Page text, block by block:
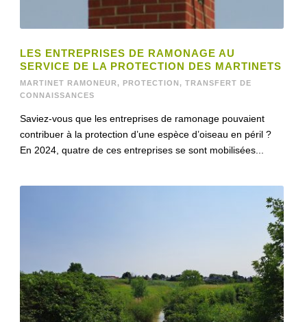
LES ENTREPRISES DE RAMONAGE AU
SERVICE DE LA PROTECTION DES MARTINETS
MARTINET RAMONEUR, PROTECTION , TRANSFERT DE
CONNAISSANCES
Saviez-vous que les entreprises de ramonage pouvaient
contribuer à la protection d’une espèce d’oiseau en péril ?
En 2024, quatre de ces entreprises se sont mobilisées...